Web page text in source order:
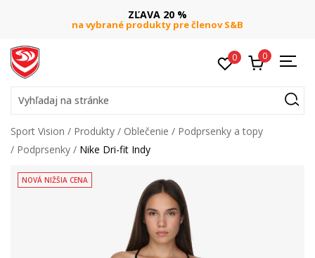
ZĽAVA 20 %
na vybrané produkty pre členov S&B
0 0
Vyhľadaj na stránke
Sport Vision Produkty Oblečenie
Podprsenky a topy
Podprsenky
Nike Dri-fit Indy
NOVÁ NIŽŠIA CENA